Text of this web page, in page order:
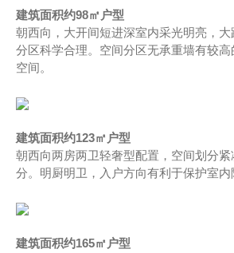
建筑面积约98㎡户型
朝西向，大开间短进深室内采光明亮，
分区科学合理。空间分区无承重墙有较
空间。
建筑面积约123㎡户型
朝西向两房两卫轻奢型配置，空间划分
分。明厨明卫，入户方向有利于保护室内
建筑面积约165㎡户型